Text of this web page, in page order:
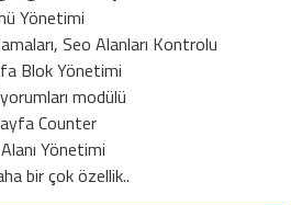
Yönetimi
Seo Alanları Kontrolu
Blok Yönetimi
modülü
Counter
Yönetimi
bir çok özellik..